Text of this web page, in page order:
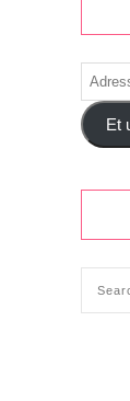
Adresse
mail
Et